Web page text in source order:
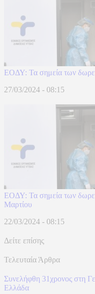
ΕΟΔΥ: Τα σημεία των
27/03/2024 - 08:15
ΕΟΔΥ: Τα σημεία των
Μαρτίου
22/03/2024 - 08:15
Δείτε επίσης
Τελευταία Άρθρα
Συνελήφθη 31χρονος στη
Ελλάδα